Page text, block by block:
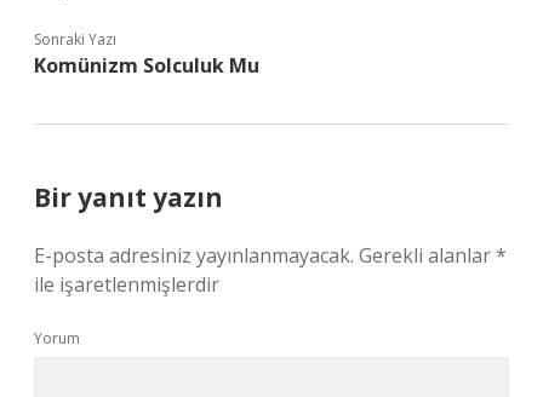
Sonraki Yazı
Komünizm Solculuk Mu
Bir yanıt yazın
E-posta adresiniz yayınlanmayacak. Gerekli alanlar*
ile işaretlenmişlerdir
Yorum